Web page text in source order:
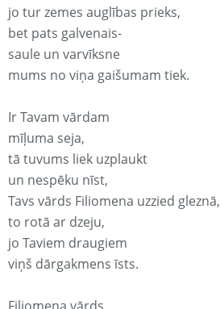
jo tur zemes auglības prieks,
bet pats galvenais-
saule un varvīksne
mums no viņa gaišumam tiek.
Ir Tavam vārdam
mīļuma seja,
tā tuvums liek uzplaukt
un nespēku nīst,
Tavs vārds Filiomena uzzied gleznā,
to rotā ar dzeju,
jo Taviem draugiem
viņš dārgakmens īsts.